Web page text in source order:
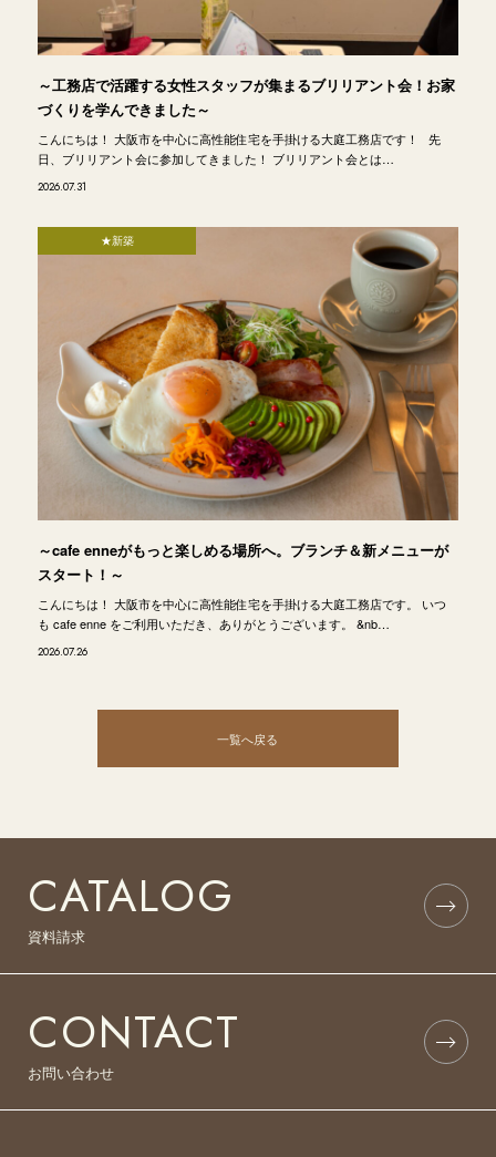
～工務店で活躍する女性スタッフが集まるブリリアント会！お家
づくりを学んできました～
こんにちは！ 大阪市を中心に高性能住宅を手掛ける大庭工務店です！ 先
日、ブリリアント会に参加してきました！ ブリリアント会とは…
2026.07.31
★新築
～cafe enneがもっと楽しめる場所へ。ブランチ＆新メニューが
スタート！～
こんにちは！ 大阪市を中心に高性能住宅を手掛ける大庭工務店です。 いつ
も cafe enne をご利用いただき、ありがとうございます。 &nb…
2026.07.26
一覧へ戻る
CATALOG
資料請求
CONTACT
お問い合わせ